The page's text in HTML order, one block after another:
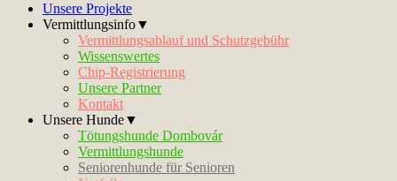
Unsere Projekte
Vermittlungsinfo▼
Vermittlungsablauf und Schutzgebühr
Wissenswertes
Chip-Registrierung
Unsere Partner
Kontakt
Unsere Hunde▼
Tötungshunde Dombovár
Vermittlungshunde
Seniorenhunde für Senioren